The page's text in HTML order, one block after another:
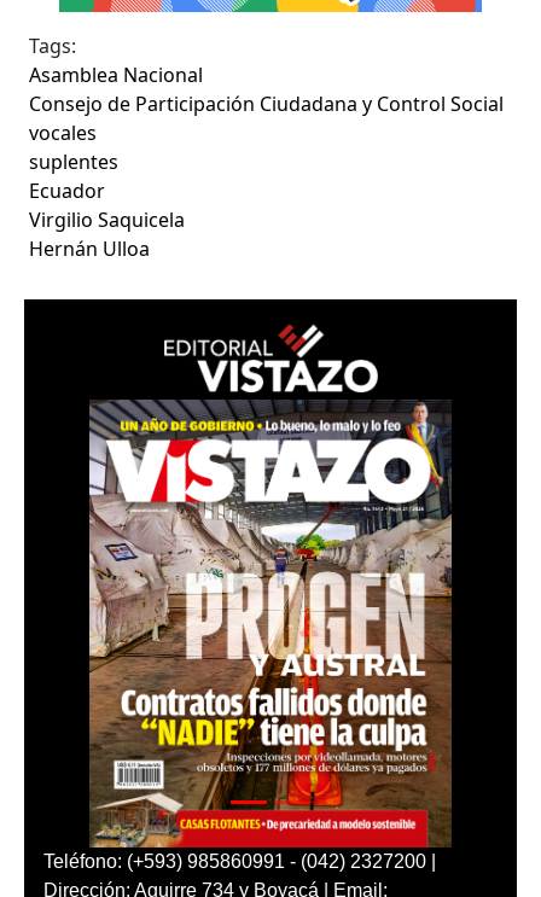
Tags:
Asamblea Nacional
Consejo de Participación Ciudadana y Control Social
vocales
suplentes
Ecuador
Virgilio Saquicela
Hernán Ulloa
Teléfono: (+593) 985860991 - (042) 2327200 |
Dirección: Aguirre 734 y Boyacá | Email: